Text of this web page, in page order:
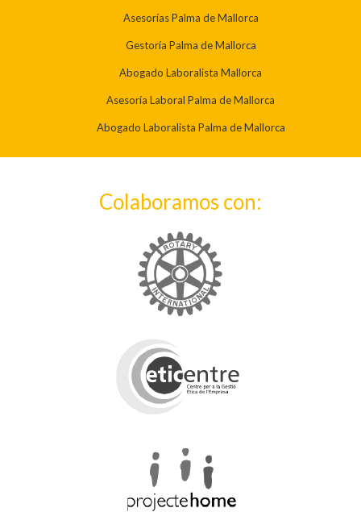
Asesorías Palma de Mallorca
Gestoría Palma de Mallorca
Abogado Laboralista Mallorca
Asesoría Laboral Palma de Mallorca
Abogado Laboralista Palma de Mallorca
Colaboramos con: